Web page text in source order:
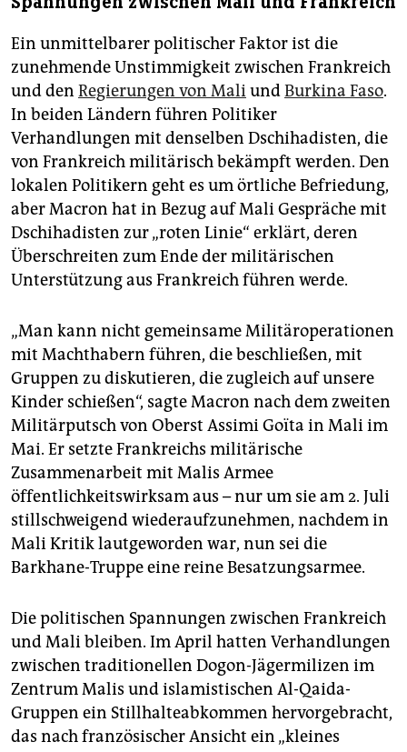
Ein unmittelbarer politischer Faktor ist die
zunehmende Unstimmigkeit zwischen Frankreich
und den Regierungen von MaliundBurkina Faso.
In beiden Ländern führen Politiker
Verhandlungen mit denselben Dschihadisten, die
von Frankreich militärisch bekämpft werden. Den
lokalen Politikern geht es um örtliche Befriedung,
aber Macron hat in Bezug auf Mali Gespräche mit
Dschihadisten zur „roten Linie“ erklärt, deren
Überschreiten zum Ende der militärischen
Unterstützung aus Frankreich führen werde.
„Man kann nicht gemeinsame Militäroperationen
mit Machthabern führen, die beschließen, mit
Gruppen zu diskutieren, die zugleich auf unsere
Kinder schießen“, sagte Macron nach dem zweiten
Militärputsch von Oberst Assimi Goïta in Mali im
Mai. Er setzte Frankreichs militärische
Zusammenarbeit mit Malis Armee
öffentlichkeitswirksam aus – nur um sie am 2. Juli
stillschweigend wiederaufzunehmen, nachdem in
Mali Kritik lautgeworden war, nun sei die
Barkhane-Truppe eine reine Besatzungsarmee.
Die politischen Spannungen zwischen Frankreich
und Mali bleiben. Im April hatten Verhandlungen
zwischen traditionellen Dogon-Jägermilizen im
Zentrum Malis und islamistischen Al-Qaida-
Gruppen ein Stillhalteabkommen hervorgebracht,
das nach französischer Ansicht ein „kleines